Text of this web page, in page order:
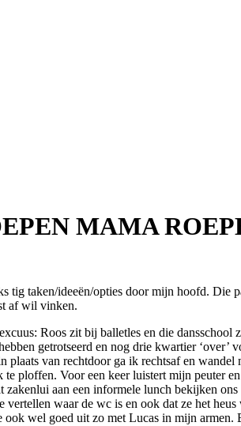
MAMA
tig taken/ideeën/opties door mijn hoofd.
af wil vinken.
Roos zit bij balletles en die
getrotseerd en nog drie kwartier
van rechtdoor ga ik rechtsaf en
ploffen. Voor een keer luistert mijn peuter
aan een informele lunch bekijken
waar de wc is en ook dat ze het
wel goed uit zo met Lucas in mijn armen.